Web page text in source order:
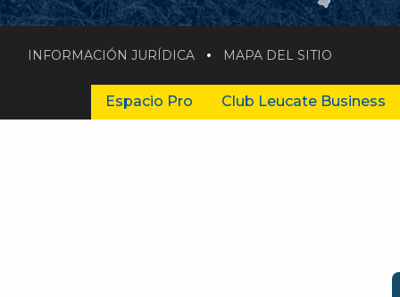
INFORMACIÓN JURÍDICA MAPA DEL SITIO
Espacio Pro Club Leucate Business